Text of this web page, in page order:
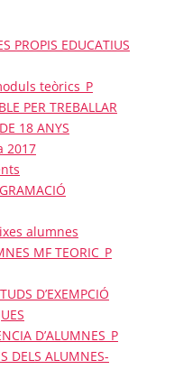
PROPIS EDUCATIUS
teòrics_P
PER TREBALLAR
18 ANYS
2017
alumnes
MF TEORIC_P
D’EXEMPCIÓ
D’ALUMNES_P
DELS ALUMNES-